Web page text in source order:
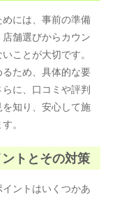
には、事前の準備
舗選びからカウン
ことが大切です。
ため、具体的な要
に、口コミや評判
知り、安心して施
。
トとその対策
ントはいくつかあ